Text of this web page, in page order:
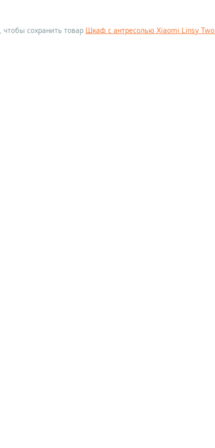
, чтобы сохранить товар Шкаф с антресолью Xiaomi Linsy